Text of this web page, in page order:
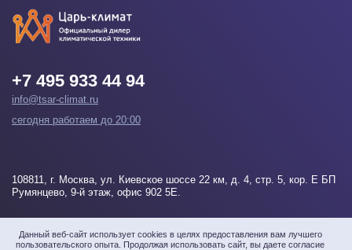
Данный веб-сайт использует cookies в целях предоставления вам лучшего
пользовательского опыта. Продолжая использовать сайт, вы даете согласие
+7 495 933 44 94
info@tsar-climat.ru
сегодня работаем до 20:00
108811, г. Москва, ул. Киевское шоссе 22 км, д. 4, стр. 5, кор. Е БП
Румянцево, 9-й этаж, офис 902 5Е.
Напишите нам